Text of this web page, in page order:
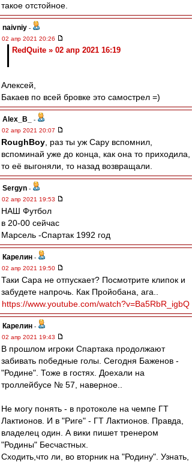
такое отстойное.
naivniy -
02 апр 2021 20:26
RedQuite » 02 апр 2021 16:19
Алексей,
Бакаев по всей бровке это самострел =)
Alex_B_
-
02 апр 2021 20:07
RoughBoy , раз ты уж Сару вспомнил,
вспоминай уже до конца, как она то приходила,
то её выгоняли, то назад возвращали.
Sergyn -
02 апр 2021 19:53
НАШ Футбол
в 20-00 сейчас
Марсель -Спартак 1992 год
Карелин -
02 апр 2021 19:50
Таки Сара не отпускает? Посмотрите клипок и
забудете напрочь. Как Пройобана, ага..
https://www.youtube.com/watch?v=Ba5RbR_igbQ
Карелин -
02 апр 2021 19:43
В прошлом игроки Спартака продолжают
забивать победные голы. Сегодня Баженов -
"Родине". Тоже в гостях. Доехали на
троллейбусе № 57, наверное..
Не могу понять - в протоколе на чемпе ГТ
Лактионов. И в "Риге" - ГТ Лактионов. Правда,
владелец один. А вики пишет тренером
"Родины" Бесчастных.
Сходить,что ли, во вторник на "Родину". Узнать,